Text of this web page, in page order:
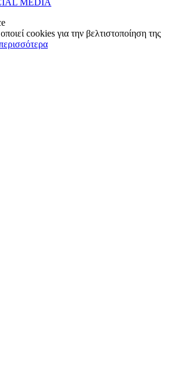
cookies για την βελτιστοποίηση της